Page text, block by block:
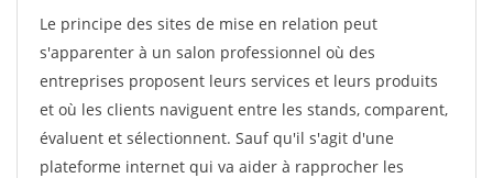
Le principe des sites de mise en relation peut
s'apparenter à un salon professionnel où des
entreprises proposent leurs services et leurs produits
et où les clients naviguent entre les stands, comparent,
évaluent et sélectionnent. Sauf qu'il s'agit d'une
plateforme internet qui va aider à rapprocher les